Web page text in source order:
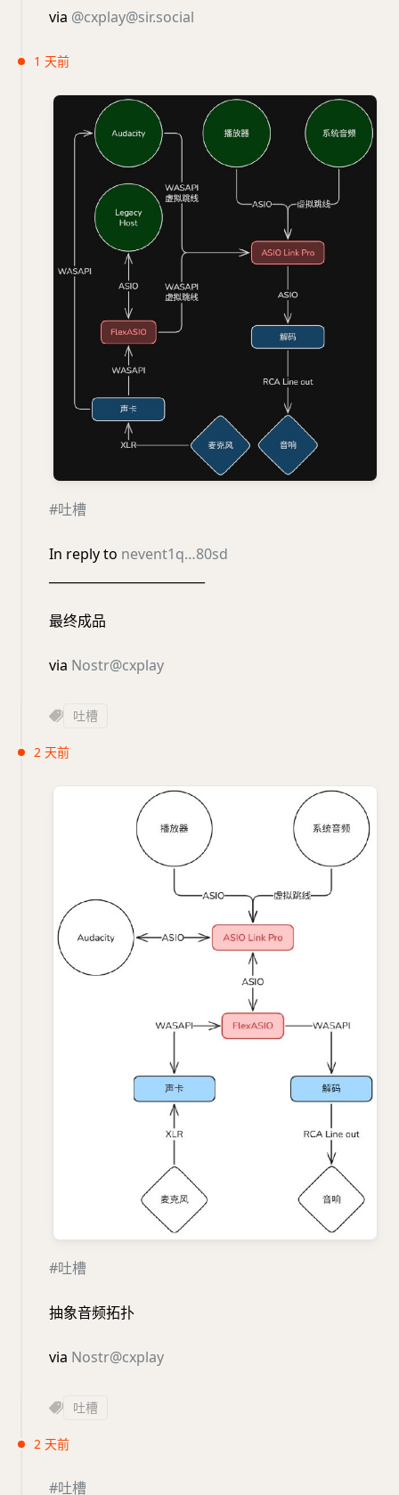
via @cxplay@sir.social
1 天前
#吐槽
In reply to nevent1q…80sd
最终成品
via Nostr@cxplay
吐槽
2 天前
#吐槽
抽象音频拓扑
via Nostr@cxplay
吐槽
2 天前
#吐槽